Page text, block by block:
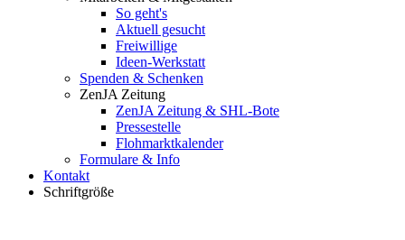
So geht's
Aktuell gesucht
Freiwillige
Ideen-Werkstatt
Spenden & Schenken
ZenJA Zeitung
ZenJA Zeitung & SHL-Bote
Pressestelle
Flohmarktkalender
Formulare & Info
Kontakt
Schriftgröße